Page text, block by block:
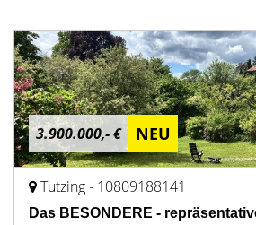
3.900.000,- € NEU
Tutzing - 10809188141
Das BESONDERE -